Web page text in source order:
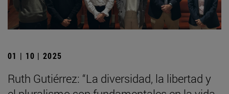
01 | 10 | 2025
Ruth Gutiérrez: “La diversidad, la libertad y